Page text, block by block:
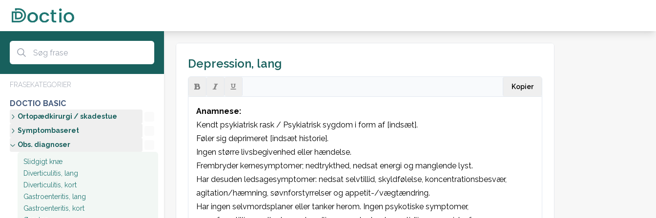
FRASEKATEGORIER
DOCTIO BASIC
Ortopædkirurgi / skadestue
Symptombaseret
Obs. diagnoser
Slidgigt knæ
Diverticulitis, lang
Diverticulitis, kort
Gastroenteritis, lang
Gastroenteritis, kort
Depression, lang
Kopier
Anamnese:
Kendt psykiatrisk rask / Psykiatrisk sygdom i form af [indsæt].
Føler sig deprimeret [indsæt historie].
Ingen større livsbegivenhed eller hændelse.
Frembryder kernesymptomer; nedtrykthed, nedsat energi og manglende lyst.
Har desuden ledsagesymptomer: nedsat selvtillid, skyldfølelse, koncentrationsbesvær,
agitation/hæmning, søvnforstyrrelser og appetit-/vægtændring.
Har ingen selvmordsplaner eller tanker herom. Ingen psykotiske symptomer,